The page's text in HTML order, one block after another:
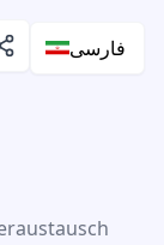
فارسی